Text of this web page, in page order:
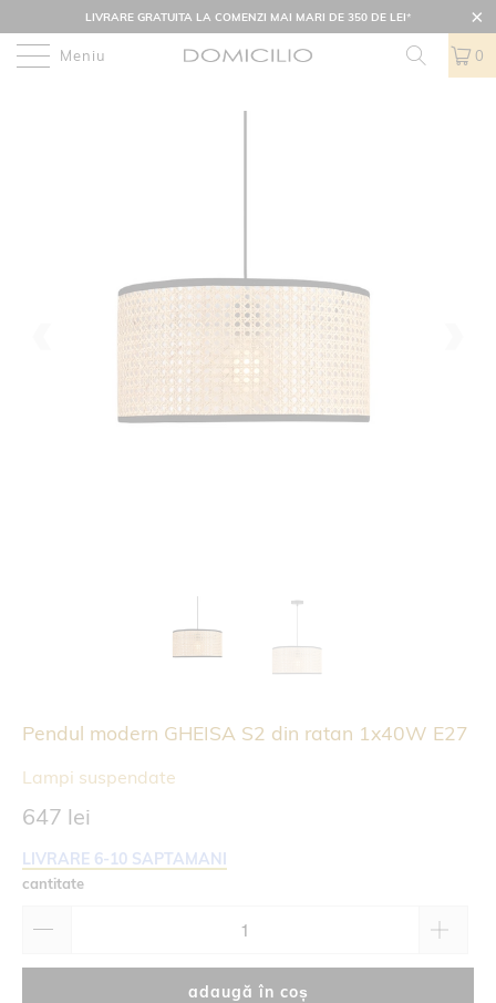
LIVRARE GRATUITA LA COMENZI MAI MARI DE 350 DE LEI*
Meniu 0
Pendul modern GHEISA S2 din ratan 1x40W E27
Lampi suspendate
647 lei
LIVRARE 6-10 SAPTAMANI
cantitate
adaugă în coș